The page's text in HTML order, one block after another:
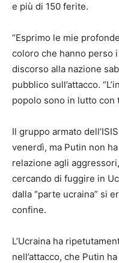
e più di 150 ferite.
“Esprimo le mie
coloro che hanno perso
discorso alla nazione
pubblico sull’attacco.
popolo sono in lutto con
Il gruppo armato
venerdì, ma Putin non
relazione agli
cercando di fuggire in
dalla “parte ucraina” si
confine.
L’Ucraina ha
nell’attacco, che Putin